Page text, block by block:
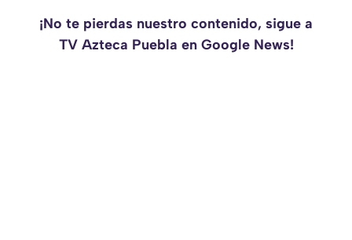
¡No te pierdas nuestro contenido, sigue a
TV Azteca Puebla en Google News!